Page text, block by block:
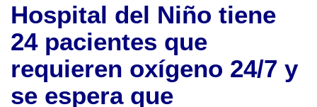
Hospital del Niño tiene
24 pacientes que
requieren oxígeno 24/7 y
se espera que